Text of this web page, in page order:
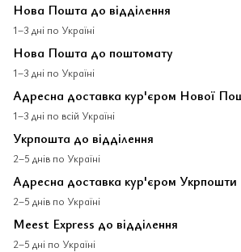
Нова Пошта до відділення
1–3 дні по Україні
Нова Пошта до поштомату
1–3 дні по Україні
Адресна доставка кур'єром Нової
1–3 дні по всій Україні
Укрпошта до відділення
2–5 днів по Україні
Адресна доставка кур'єром Укрпошти
2–5 днів по Україні
Meest Express до відділення
2–5 дні по Україні